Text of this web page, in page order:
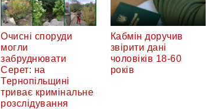
Очисні споруди
могли
забруднювати
Серет: на
Тернопільщині
триває кримінальне
розслідування
Кабмін доручив
звірити дані
чоловіків 18-60
років